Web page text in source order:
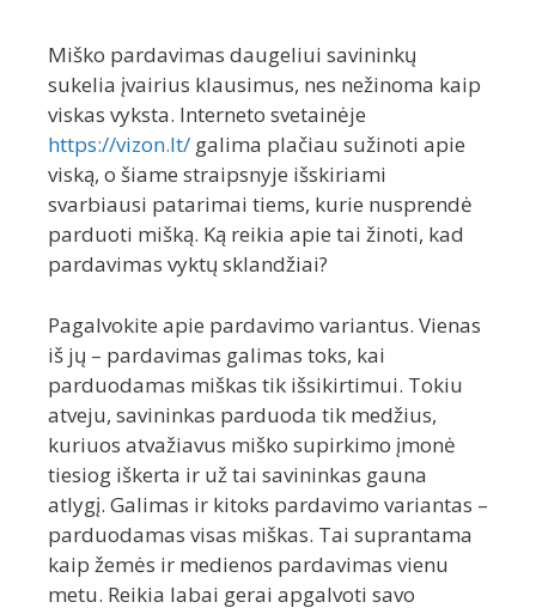
Miško pardavimas daugeliui savininkų
sukelia įvairius klausimus, nes nežinoma kaip
viskas vyksta. Interneto svetainėje
https://vizon.lt/ galima plačiau sužinoti apie
viską, o šiame straipsnyje išskiriami
svarbiausi patarimai tiems, kurie nusprendė
parduoti mišką. Ką reikia apie tai žinoti, kad
pardavimas vyktų sklandžiai?
Pagalvokite apie pardavimo variantus. Vienas
iš jų – pardavimas galimas toks, kai
parduodamas miškas tik išsikirtimui. Tokiu
atveju, savininkas parduoda tik medžius,
kuriuos atvažiavus miško supirkimo įmonė
tiesiog iškerta ir už tai savininkas gauna
atlygį. Galimas ir kitoks pardavimo variantas –
parduodamas visas miškas. Tai suprantama
kaip žemės ir medienos pardavimas vienu
metu. Reikia labai gerai apgalvoti savo